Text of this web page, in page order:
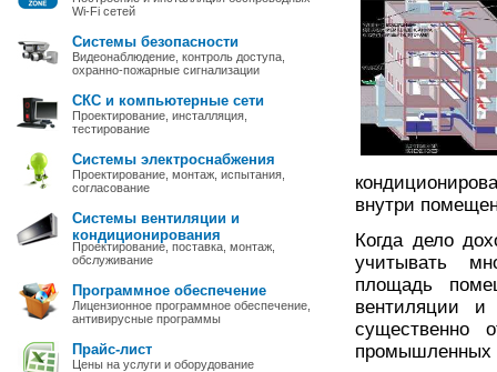
Wi-Fi сетей
Системы безопасности
Видеонаблюдение, контроль доступа,
охранно-пожарные сигнализации
СКС и компьютерные сети
Проектирование, инсталляция,
тестирование
Системы электроснабжения
Проектирование, монтаж, испытания,
согласование
Системы вентиляции и
кондиционирования
Проектирование, поставка, монтаж,
обслуживание
Программное обеспечение
Лицензионное программное обеспечение,
антивирусные программы
Прайс-лист
Цены на услуги и оборудование
внутри
Когда дело
учитывать
площадь
вентиляции
существенно
промышленных